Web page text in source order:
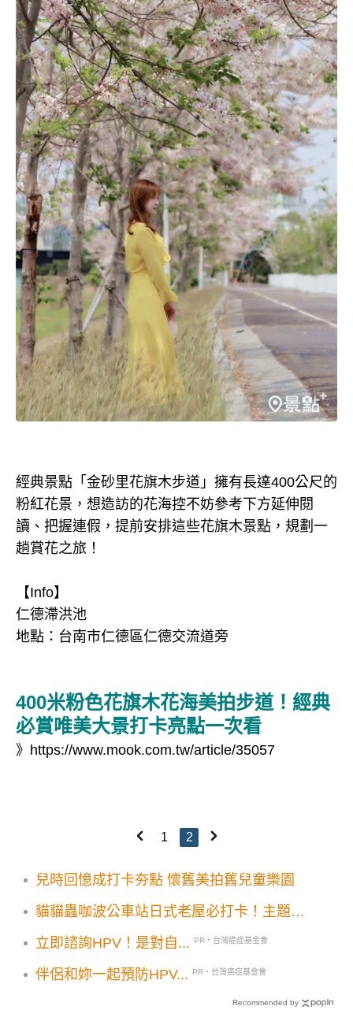
經典景點「金砂里花旗木步道」擁有長達400公尺的
粉紅花景，想造訪的花海控不妨參考下方延伸閱
讀、把握連假，提前安排這些花旗木景點，規劃一
趟賞花之旅！
【Info】
仁德滯洪池
地點：台南市仁德區仁德交流道旁
400米粉色花旗木花海美拍步道！經典
必賞唯美大景打卡亮點一次看
》 https://www.mook.com.tw/article/35057
1 2
兒時回憶成打卡夯點 懷舊美拍舊兒童樂園
貓貓蟲咖波公車站日式老屋必打卡！主題咖
立即諮詢HPV！是對自...
PR・台灣癌症基金會
伴侶和妳一起預防HPV... PR・台灣癌症基金會
Recommended by